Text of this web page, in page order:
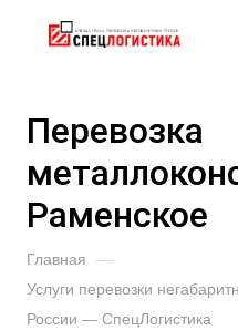
Перевозка
Раменское
Главная —
Услуги перевозки
России — СпецЛогистика